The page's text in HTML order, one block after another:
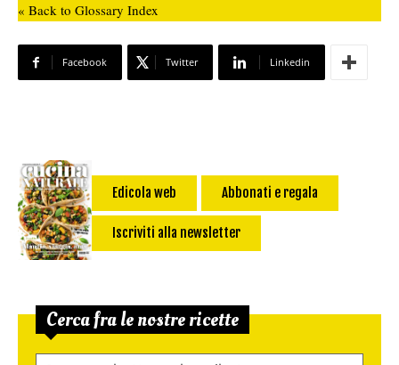
« Back to Glossary Index
Facebook Twitter Linkedin
Edicola web Abbonati e regala
Iscriviti alla newsletter
Cerca fra le nostre ricette